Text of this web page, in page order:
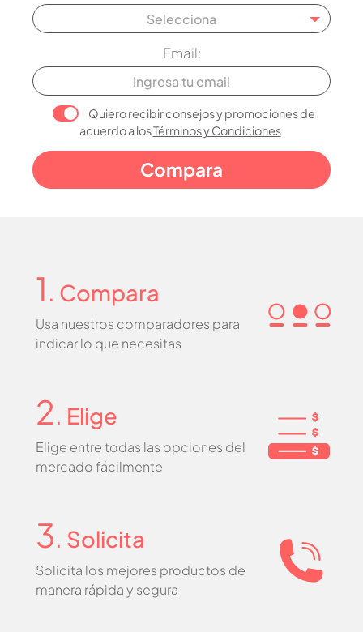
Selecciona
Email:
Quiero recibir consejos y promociones de
acuerdo a losTérminos y Condiciones
1 . Compara
Usa nuestros comparadores para
indicar lo que necesitas
2. Elige
Elige entre todas las opciones del
mercado fácilmente
3. Solicita
Solicita los mejores productos de
manera rápida y segura